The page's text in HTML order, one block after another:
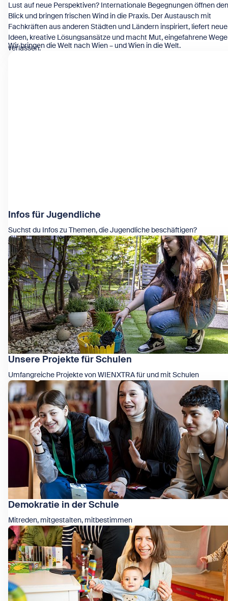
Lust auf neue Perspektiven? Internationale Begegnungen öffnen den
Blick und bringen frischen Wind in die Praxis. Der Austausch mit
Fachkräften aus anderen Städten und Ländern inspiriert, liefert neue
Ideen, kreative Lösungsansätze und macht Mut, eingefahrene
verlassen.
Wir bringen die Welt nach Wien – und Wien in die Welt.
Infos für Jugendliche
Suchst du Infos zu Themen, die Jugendliche beschäftigen?
Zeige Infos für Jugendliche
Unsere Projekte für Schulen
Umfangreiche Projekte von WIENXTRA für und mit Schulen
Zeige Unsere Projekte für Schulen
Demokratie in der Schule
Mitreden, mitgestalten, mitbestimmen
Zeige Demokratie in der Schule